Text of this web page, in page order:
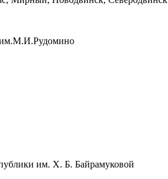
им.М.И.Рудомино
им. Х. Б. Байрамуковой